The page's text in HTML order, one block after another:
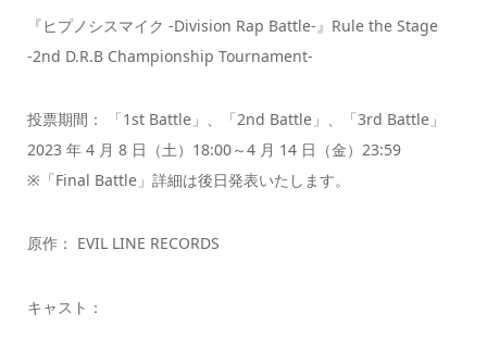
『ヒプノシスマイク -Division Rap Battle-』Rule the Stage
-2nd D.R.B Championship Tournament-
投票期間： 「1st Battle」、「2nd Battle」、「3rd Battle」
2023 年 4 月 8 日（土）18:00～4 月 14 日（金）23:59
※「Final Battle」詳細は後日発表いたします。
原作： EVIL LINE RECORDS
キャスト：